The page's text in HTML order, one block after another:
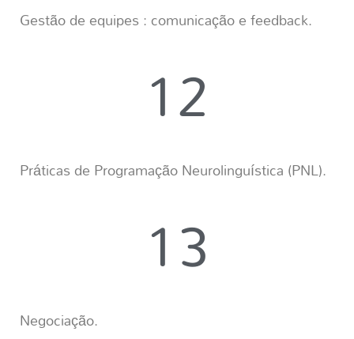
Gestão de equipes : comunicação e feedback.
12
Práticas de Programação Neurolinguística (PNL).
13
Negociação.